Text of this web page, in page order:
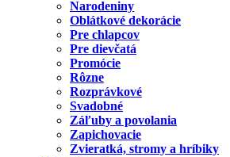
Narodeniny
Oblátkové dekorácie
Pre chlapcov
Pre dievčatá
Promócie
Rôzne
Rozprávkové
Svadobné
Záľuby a povolania
Zapichovacie
Zvieratká, stromy a hríbiky